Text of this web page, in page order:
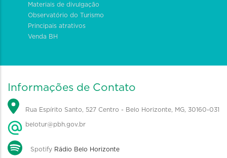
Materiais de divulgação
Observatório do Turismo
Principais atrativos
Venda BH
Informações de Contato
Rua Espírito Santo, 527 Centro - Belo Horizonte, MG, 30160-031
belotur@pbh.gov.br
Spotify Rádio Belo Horizonte